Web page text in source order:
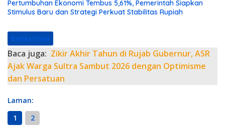
Pertumbuhan Ekonomi Tembus 5,61%, Pemerintah Siapkan
Stimulus Baru dan Strategi Perkuat Stabilitas Rupiah
Berikutnya
Baca juga: Zikir Akhir Tahun di Rujab Gubernur, ASR
Ajak Warga Sultra Sambut 2026 dengan Optimisme
dan Persatuan
Laman:
1
2